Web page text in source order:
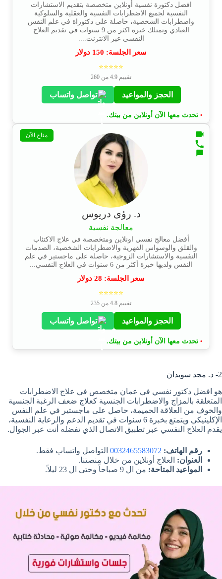
افضل دكتورة نفسية أونلاين متخصصة بتقديم الاستشارات
النفسية لجميع الاضطرابات النفسية والعقلية والسلوكية
واضطرابات الشخصية، حاصلة على دكتوراة في علم النفس
العيادي وتمتلك خبرة اكثر من 9 سنوات في تقديم العلاج
النفسي عبر الانترنت....
سعر الجلسة: 150 دولار
⭐⭐⭐⭐⭐
تقييم 4.9 من 260
الحجز والمواعيد تواصل واتساب
• تحدث معها الآن أونلاين من بيتك.
متاح الآن
د. رؤى دريوس
معالجة نفسية
أفضل معالج نفسي اونلاين ومتخصصة في علاج الاكتئاب
والقلق والوسواس القهرية والاضطرابات الشخصية، الصدمات
النفسية والاستشارات الزوجية، حاصلة على ماجستير في علم
النفس ولديها خبرة أكثر من 6 سنوات في العلاج النفسي...
سعر الجلسة: 28 دولار
⭐⭐⭐⭐⭐
تقييم 4.8 من 235
الحجز والمواعيد تواصل واتساب
• تحدث معها الآن أونلاين من بيتك.
2- د. مجد سويدان
هو افضل دكتور نفسي في عمان متخصص في علاج الاضطرابات
المتعلقة بالمزاج والاضطرابات الجنسية كعلاج ضعف الرغبة الجنسية
والخوف من العلاقة الحميمة، حاصل على ماجستير في علم النفس
الإكلينيكي ويتمتع بخبرة 6 سنوات في تقديم الدعم والرعاية النفسية،
يقدم العلاج النفسي عبر تطبيق الاتصال الذي تفضله أنت عبر الجوال.
رقم الهاتف: 0032465583072 التواصل واتساب فقط.
العنوان: العلاج أونلاين من خلال منصتنا.
المواعيد المتاحة: من ال 9 صباحاً وحتى ال 23 ليلاً.